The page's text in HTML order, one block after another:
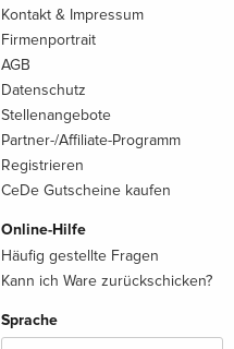
Kontakt & Impressum
Firmenportrait
AGB
Datenschutz
Stellenangebote
Partner-/Affiliate-Programm
Registrieren
CeDe Gutscheine kaufen
Online-Hilfe
Häufig gestellte Fragen
Kann ich Ware zurückschicken?
Sprache